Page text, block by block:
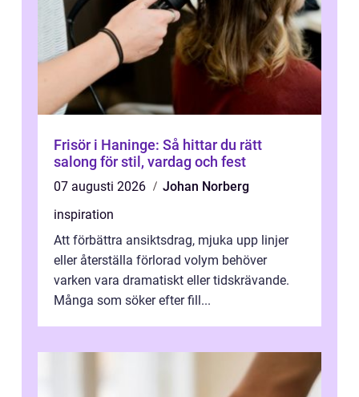
Frisör i Haninge: Så hittar du rätt
salong för stil, vardag och fest
07 augusti 2026
Johan Norberg
inspiration
Att förbättra ansiktsdrag, mjuka upp linjer
eller återställa förlorad volym behöver
varken vara dramatiskt eller tidskrävande.
Många som söker efter fill...